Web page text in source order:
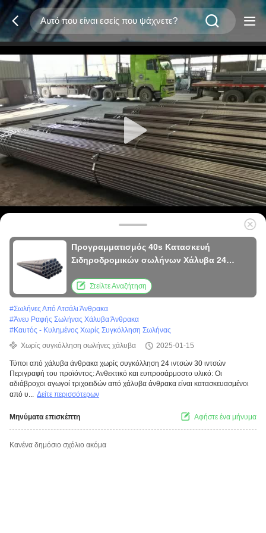
Προγραμματισμός 40s Κατασκευή
Σιδηροδρομικών σωλήνων Χάλυβα 24
άνθρακαΣτείλτε Αναζήτηση
#Σωλήνες Από Ατσάλι Άνθρακα
#Άνευ Ραφής Σωλήνας Χάλυβα Άνθρακα
#Καυτός - Κυλημένος Χωρίς Συγκόλληση Σωλήνας
Χωρίς συγκόλληση σωλήνες χάλυβα
2025-01-15
Τύποι από χάλυβα άνθρακα χωρίς συγκόλληση 24 ιντσών 30 ιντσών
Περιγραφή του προϊόντος: Ανθεκτικό και ευπροσάρμοστο υλικό: Οι
αδιάβροχοι αγωγοί τριχοειδών από χάλυβα άνθρακα είναι κατασκευασμένοι
από υ... Δείτε περισσότερων
Μηνύματα επισκέπτη Αφήστε ένα μήνυμα
Κανένα δημόσιο σχόλιο ακόμα